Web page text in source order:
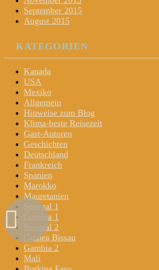
September 2015
August 2015
KATEGORIEN
Kanada
USA
Mexiko
Allgemein
Hinweise zum Blog
Klima-beste Reisezeit
Gast-Autoren
Geschichten
Deutschland
Frankreich
Spanien
Marokko
Mauretanien
Senegal 1
Gambia 1
Senegal 2
Guinea Bissau
Gambia 2
Mali